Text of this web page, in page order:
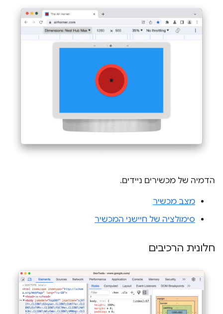
הדמיה של מכשירים ניידים.
מצב מכשיר
סימולציה של חיישני המכשיר
חלונית הרכיבים